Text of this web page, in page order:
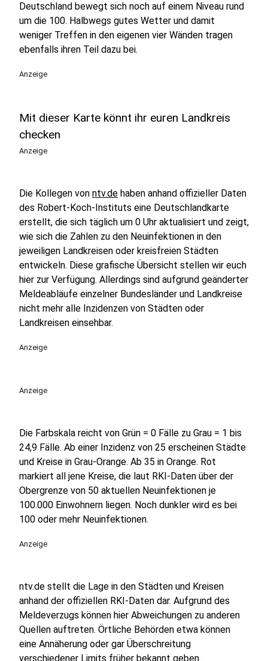
Deutschland bewegt sich noch auf einem Niveau rund
um die 100. Halbwegs gutes Wetter und damit
weniger Treffen in den eigenen vier Wänden tragen
ebenfalls ihren Teil dazu bei.
Anzeige
Mit dieser Karte könnt ihr euren Landkreis
checken
Anzeige
Die Kollegen von ntv.de haben anhand offizieller Daten
des Robert-Koch-Instituts eine Deutschlandkarte
erstellt, die sich täglich um 0 Uhr aktualisiert und zeigt,
wie sich die Zahlen zu den Neuinfektionen in den
jeweiligen Landkreisen oder kreisfreien Städten
entwickeln. Diese grafische Übersicht stellen wir euch
hier zur Verfügung. Allerdings sind aufgrund geänderter
Meldeabläufe einzelner Bundesländer und Landkreise
nicht mehr alle Inzidenzen von Städten oder
Landkreisen einsehbar.
Anzeige
Anzeige
Die Farbskala reicht von Grün = 0 Fälle zu Grau = 1 bis
24,9 Fälle. Ab einer Inzidenz von 25 erscheinen Städte
und Kreise in Grau-Orange. Ab 35 in Orange. Rot
markiert all jene Kreise, die laut RKI-Daten über der
Obergrenze von 50 aktuellen Neuinfektionen je
100.000 Einwohnern liegen. Noch dunkler wird es bei
100 oder mehr Neuinfektionen.
Anzeige
ntv.de stellt die Lage in den Städten und Kreisen
anhand der offiziellen RKI-Daten dar. Aufgrund des
Meldeverzugs können hier Abweichungen zu anderen
Quellen auftreten. Örtliche Behörden etwa können
eine Annäherung oder gar Überschreitung
verschiedener Limits früher bekannt geben.